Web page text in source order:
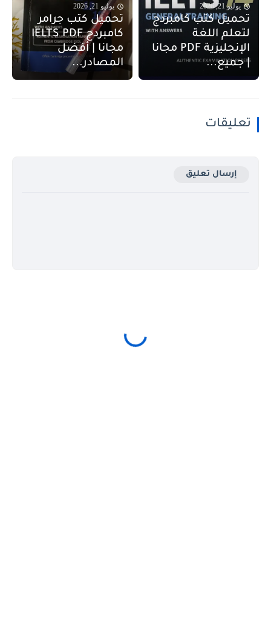
يوليو 21, 2026
تحميل كتب كامبردج
لتعلم اللغة
الإنجليزية PDF مجانا
| جميع...
يوليو 21, 2026
تحميل كتب جرامر
كامبردج IELTS PDF
مجانا | أفضل
المصادر...
تعليقات
إرسال تعليق